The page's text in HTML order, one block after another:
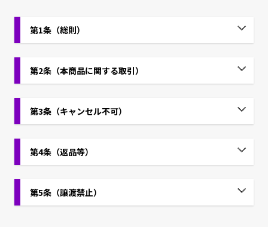
第1条（総則）
第2条（本商品に関する取引）
第3条（キャンセル不可）
第4条（返品等）
第5条（譲渡禁止）